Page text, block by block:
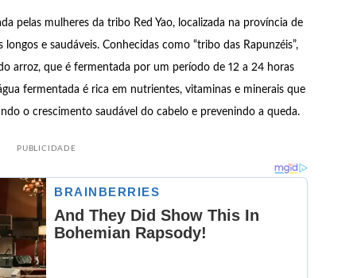
pelas mulheres da tribo Red Yao, localizada na província de
e saudáveis. Conhecidas como “tribo das Rapunzéis”,
arroz, que é fermentada por um período de 12 a 24 horas
fermentada é rica em nutrientes, vitaminas e minerais que
o crescimento saudável do cabelo e prevenindo a queda.
PUBLICIDADE